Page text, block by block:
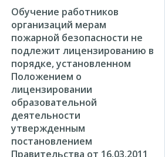
Обучение работников
организаций мерам
пожарной безопасности не
подлежит лицензированию в
порядке, установленном
Положением о
лицензировании
образовательной
деятельности
утвержденным
постановлением
Правительства от 16.03.2011